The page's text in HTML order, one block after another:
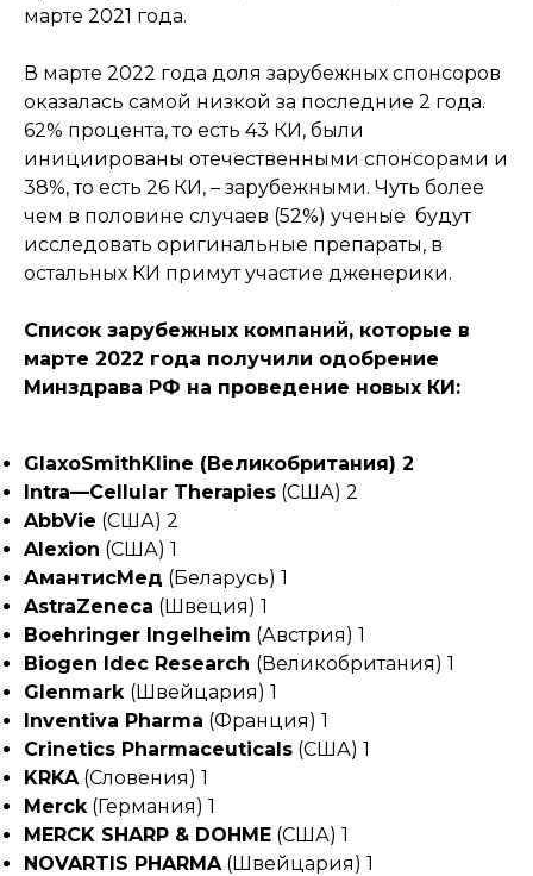
марте 2021 года.
В марте 2022 года доля зарубежных спонсоров
оказалась самой низкой за последние 2 года.
62% процента, то есть 43 КИ, были
инициированы отечественными спонсорами и
38%, то есть 26 КИ, – зарубежными. Чуть более
чем в половине случаев (52%) ученые будут
исследовать оригинальные препараты, в
остальных КИ примут участие дженерики.
Список зарубежных компаний, которые в
марте 2022 года получили одобрение
Минздрава РФ на проведение новых КИ:
GlaxoSmithKline (Великобритания) 2
Intra—Cellular Therapies (США) 2
AbbVie (США) 2
Alexion (США) 1
АмантисМед (Беларусь) 1
AstraZeneca (Швеция) 1
Boehringer Ingelheim (Австрия) 1
Biogen Idec Research (Великобритания) 1
Glenmark (Швейцария) 1
Inventiva Pharma (Франция) 1
Crinetics Pharmaceuticals (США) 1
KRKA(Словения) 1
Merck(Германия) 1
MERCK SHARP & DOHME (США) 1
NOVARTIS PHARMA(Швейцария) 1